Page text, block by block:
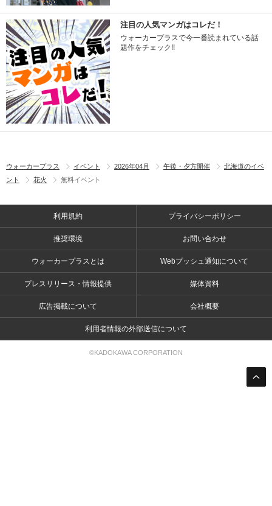
注目の人気マンガはコレだ！
ウォーカープラスで今一番読まれている話
題作をチェック!!
ウォーカープラス イベント 2026年04月 午後・夕方開催
北海道のイベ
ント
花火 無料イベント
利用規約 プライバシーポリシー
推奨環境 お問い合わせ
ウォーカープラスとは Webプッシュ通知について
プレスリリース・情報提供 媒体資料
広告掲載について 会社概要
利用者情報の外部送信について
©KADOKAWA CORPORATION